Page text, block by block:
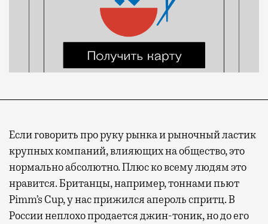
Если говорить про руку рынка и рыночный ластик
крупных компаний, влияющих на общество, это
нормально абсолютно. Плюс ко всему людям это
нравится. Британцы, например, тоннами пьют
Pimm’s Cup, у нас прижился апероль спритц. В
России неплохо продается джин-тоник, но до его